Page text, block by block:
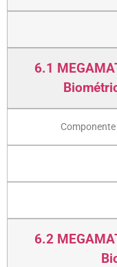
6.1
6.2